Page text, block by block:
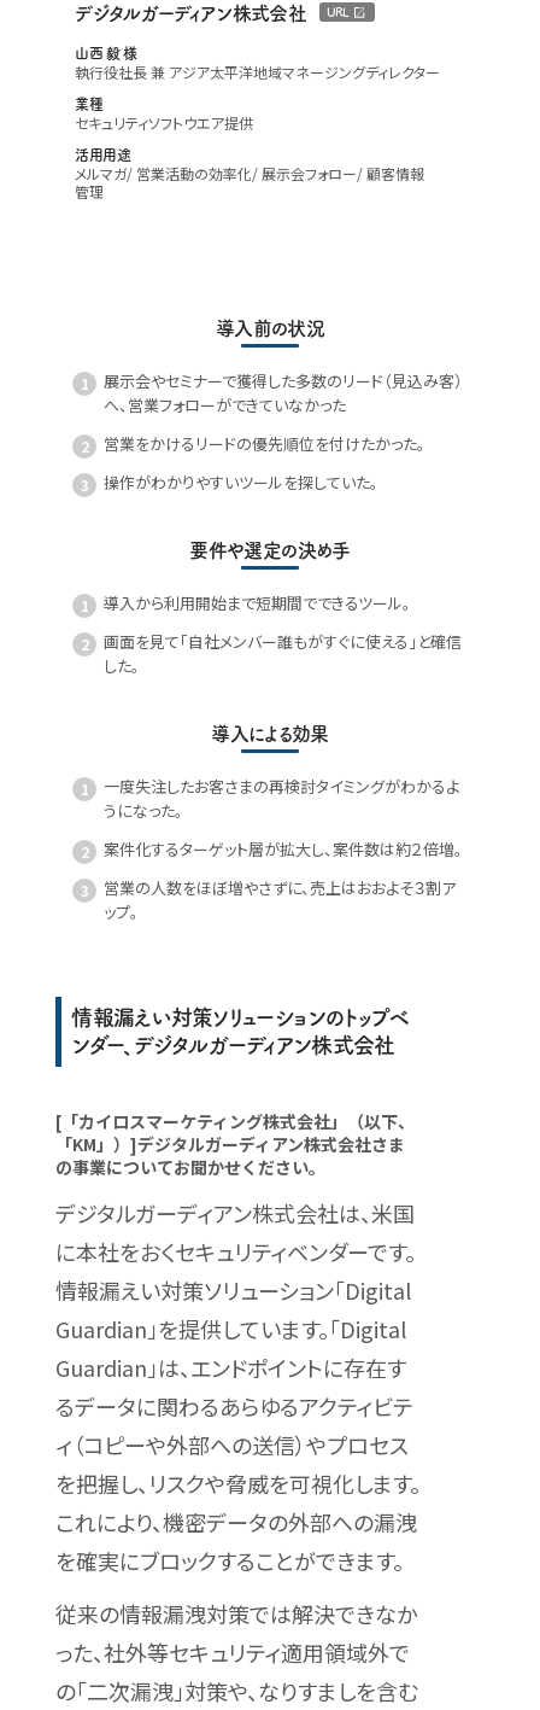
デジタルガーディアン株式会社 URL
山西 毅 様
執行役社長 兼 アジア太平洋地域マネージングディレクター
業種
セキュリティソフトウエア提供
活用用途
メルマガ 営業活動の効率化 展示会フォロー 顧客情報
管理
導入前の状況
展示会やセミナーで獲得した多数のリード（見込み客）
へ、営業フォローができていなかった
営業をかけるリードの優先順位を付けたかった。
操作がわかりやすいツールを探していた。
要件や選定の決め手
導入から利用開始まで短期間でできるツール。
画面を見て「自社メンバー誰もがすぐに使える」と確信
した。
導入による効果
一度失注したお客さまの再検討タイミングがわかるよ
うになった。
案件化するターゲット層が拡大し、案件数は約２倍増。
営業の人数をほぼ増やさずに、売上はおおよそ３割ア
ップ。
情報漏えい対策ソリューションのトップベ
ンダー、デジタルガーディアン株式会社
[「カイロスマーケティング株式会社」（以下、
「KM」）]デジタルガーディアン株式会社さま
の事業についてお聞かせください。
デジタルガーディアン株式会社は、米国
に本社をおくセキュリティベンダーです。
情報漏えい対策ソリューション「Digital
Guardian」を提供しています。「Digital
Guardian」は、エンドポイントに存在す
るデータに関わるあらゆるアクティビテ
ィ（コピーや外部への送信）やプロセス
を把握し、リスクや脅威を可視化します。
これにより、機密データの外部への漏洩
を確実にブロックすることができます。
従来の情報漏洩対策では解決できなか
った、社外等セキュリティ適用領域外で
の「二次漏洩」対策や、なりすましを含む